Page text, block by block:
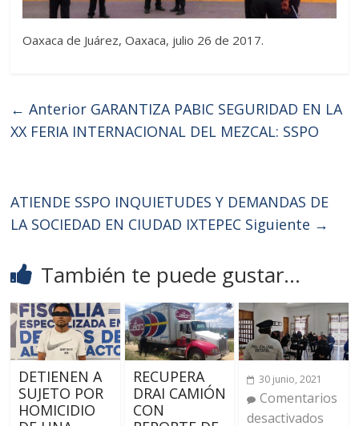
Oaxaca de Juárez, Oaxaca, julio 26 de 2017.
← Anterior GARANTIZA PABIC SEGURIDAD EN LA
XX FERIA INTERNACIONAL DEL MEZCAL: SSPO
ATIENDE SSPO INQUIETUDES Y DEMANDAS DE
LA SOCIEDAD EN CIUDAD IXTEPEC Siguiente →
También te puede gustar...
DETIENEN A
SUJETO POR
HOMICIDIO
RECUPERA
DRAI CAMIÓN
CON
30 junio, 2021
Comentarios
desactivados